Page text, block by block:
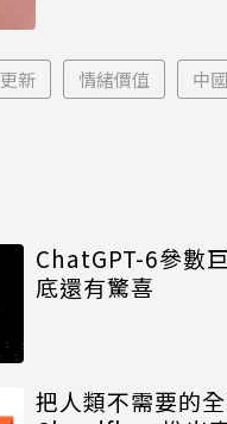
更新 情緒價值 中國
ChatGPT-6參數
底還有驚喜
把人類不需要的全